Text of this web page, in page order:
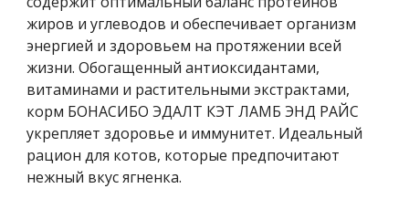
жиров и углеводов и обеспечивает организм
энергией и здоровьем на протяжении всей
жизни. Обогащенный антиоксидантами,
витаминами и растительными экстрактами,
корм БОНАСИБОЭДАЛТ КЭТЛАМБ ЭНД РАЙС
укрепляет здоровье и иммунитет. Идеальный
рацион для котов, которые предпочитают
нежный вкус ягненка.